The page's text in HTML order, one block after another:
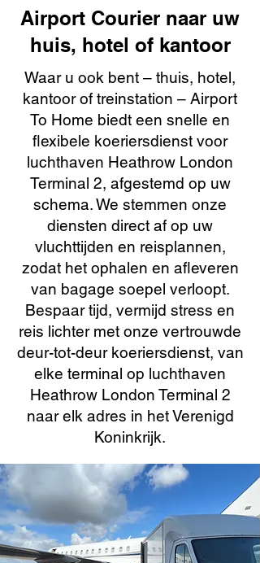
Airport Courier naar uw
huis, hotel of kantoor
Waar u ook bent – thuis, hotel,
kantoor of treinstation – Airport
To Home biedt een snelle en
flexibele koeriersdienst voor
luchthaven Heathrow London
Terminal 2, afgestemd op uw
schema. We stemmen onze
diensten direct af op uw
vluchttijden en reisplannen,
zodat het ophalen en afleveren
van bagage soepel verloopt.
Bespaar tijd, vermijd stress en
reis lichter met onze vertrouwde
deur-tot-deur koeriersdienst, van
elke terminal op luchthaven
Heathrow London Terminal 2
naar elk adres in het Verenigd
Koninkrijk.